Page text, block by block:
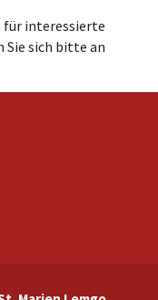
für interessierte
Sie sich bitte an